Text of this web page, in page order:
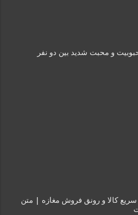
و محبت شدید بین دو نفر
کالا و رونق فروش مغازه | متن